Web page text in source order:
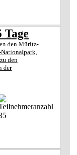
den Müritz-
den
der